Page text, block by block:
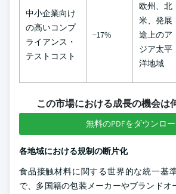
中小企業向け
の高いコンプ
ライアンス・
テストコスト
−17%
欧州、北
米、発展
途上のア
ジア太平
洋地域
この市場における成長の機会は
無料のPDFをダウンロ
各地域における規制の断片化
食品接触材料に関する世界的な統一基
で、多国籍の包装メーカーやブランドオ